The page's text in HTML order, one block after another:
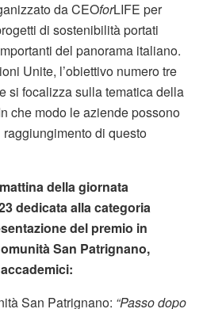
da CEOforLIFE per
di sostenibilità portati
del panorama italiano.
Unite, l’obiettivo numero tre
si focalizza sulla tematica della
che modo le aziende possono
di questo
della giornata
dedicata alla categoria
del premio in
San Patrignano,
San Patrignano: “Passo dopo